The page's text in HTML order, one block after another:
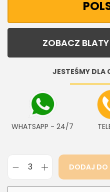
ZOBACZ
JESTEŚMY DLA
WHATSAPP - 24/7
DODAJ DO